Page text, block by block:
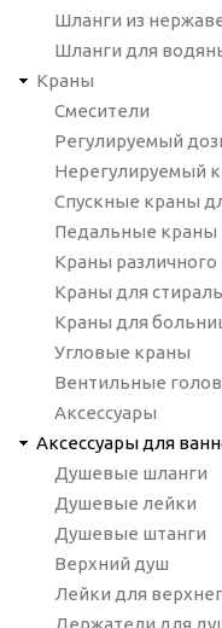
Шланги из
Шланги для
Краны
Смесители
Регулируемый
Нерегулируемый
Спускные краны
Педальные краны
Краны различного
Краны для
Краны для
Угловые краны
Вентильные
Аксессуары
Аксессуары для
Душевые шланги
Душевые лейки
Душевые штанги
Верхний душ
Лейки для
Держатели для